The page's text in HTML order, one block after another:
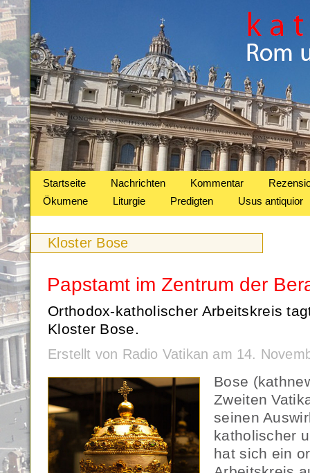
Startseite Nachrichten Kommentar
Ökumene
Liturgie Predigten Usus antiquior
Kloster Bose
Papstamt im Zentrum der
Orthodox-katholischer Arbeitskreis
Kloster Bose.
Erstellt von Radio Vatikan am 14.
Bose
Zweiten
seinen
katholischer
hat sich ein